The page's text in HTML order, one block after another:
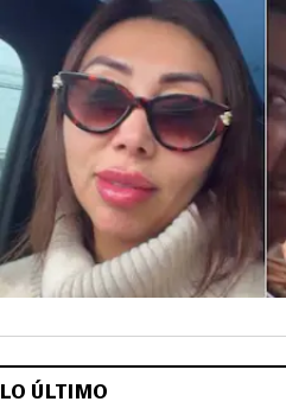
LO ÚLTIMO